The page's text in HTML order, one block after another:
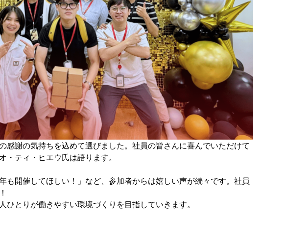
感謝の気持ちを込めて選びました。社員の皆さんに喜んでいただけて
ティ・ヒエウ氏は語ります。
も開催してほしい！」など、参加者からは嬉しい声が続々です。社員
とりが働きやすい環境づくりを目指していきます。